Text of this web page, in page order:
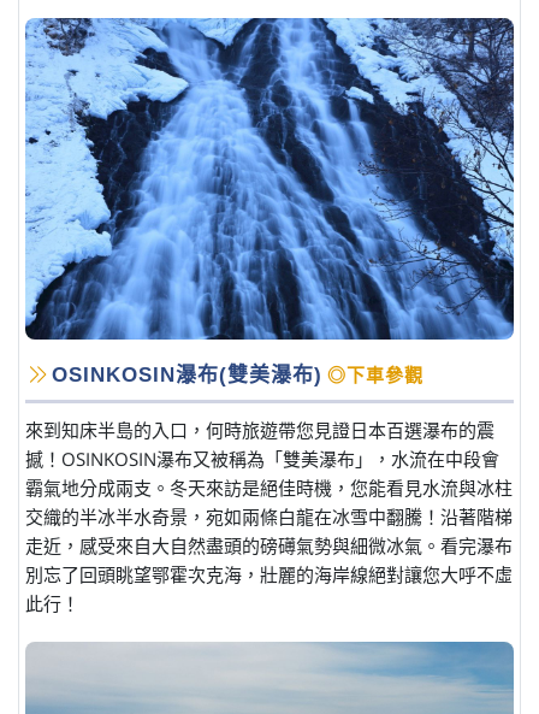
OSINKOSIN瀑布(雙美瀑布) ◎下車參觀
來到知床半島的入口，何時旅遊帶您見證日本百選瀑布的震
撼！OSINKOSIN瀑布又被稱為「雙美瀑布」，水流在中段會
霸氣地分成兩支。冬天來訪是絕佳時機，您能看見水流與冰柱
交織的半冰半水奇景，宛如兩條白龍在冰雪中翻騰！沿著階梯
走近，感受來自大自然盡頭的磅礡氣勢與細微冰氣。看完瀑布
別忘了回頭眺望鄂霍次克海，壯麗的海岸線絕對讓您大呼不虛
此行！